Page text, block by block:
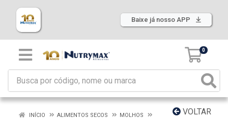
Baixe já nosso APP
0
VOLTAR
INÍCIO ALIMENTOS SECOS
MOLHOS